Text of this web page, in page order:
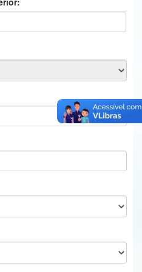
e Comunicações